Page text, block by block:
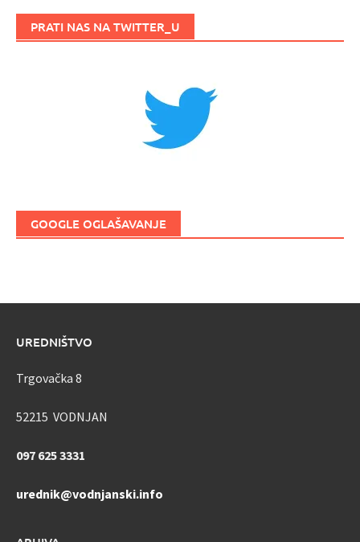
PRATI NAS NA TWITTER_U
GOOGLE OGLAŠAVANJE
UREDNIŠTVO
Trgovačka 8
52215 VODNJAN
097 625 3331
urednik@vodnjanski.info